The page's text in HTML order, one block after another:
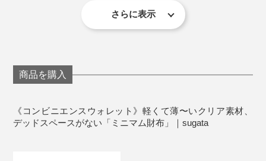
追求して生まれたカタチ。それが、『sugata』のコンビ
カラーは、左から時計回りに、オーロラ、クリア、ブラウン、ブラック、イエロ
ーの5色
原料の約60％がナトリウムからできているPVC素材は、
一般的なプラスチックに比べて製造時のエネルギー消費
「自分の頭の中にあることをカタチにしたい」そう思い
立ってはじめたのが、革小物のブランドでした。
針と糸とハサミがあれば、いくらでも試行錯誤できるか
のだから、多くの人にアイデアを共有しやすいし、未来
に向けて新しい提案ができるかもしれない。
《カラーについてのご注意》
「オーロラ」カラーは、光の当たる角度によってピン
さらに表示
商品を購入
《コンビニエンスウォレット》軽くて薄〜いクリア素材、
デッドスペースがない「ミニマム財布」｜sugata